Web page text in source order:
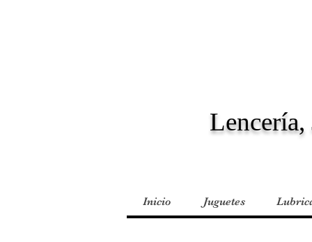
Lencería,
Inicio Juguetes